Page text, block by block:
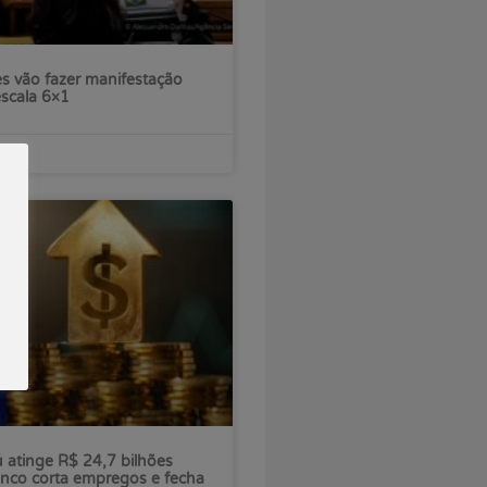
vão fazer manifestação
6×1
atinge R$ 24,7 bilhões
corta empregos e fecha